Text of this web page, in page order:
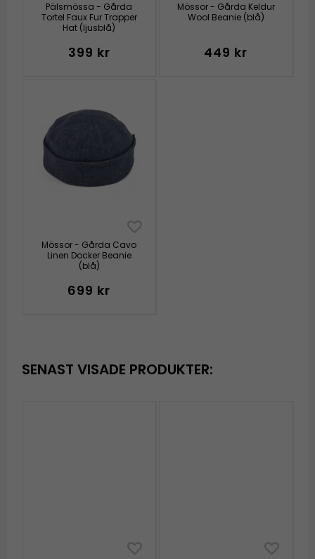
Pälsmössa - Gårda
Tortel Faux Fur Trapper
Hat (ljusblå)
399 kr
Mössor - Gårda Keldur
Wool Beanie (blå)
449 kr
Mössor - Gårda Cavo
Linen Docker Beanie
(blå)
699 kr
SENAST VISADE PRODUKTER: